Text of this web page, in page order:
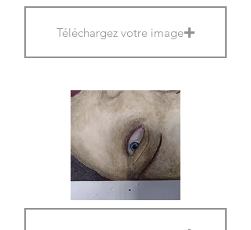
Téléchargez votre image